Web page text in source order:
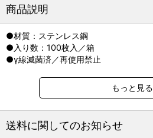
商品説明
●材質：ステンレス鋼
●入り数：100枚入／箱
●γ線滅菌済／再使用禁止
もっと見る
送料に関してのお知らせ